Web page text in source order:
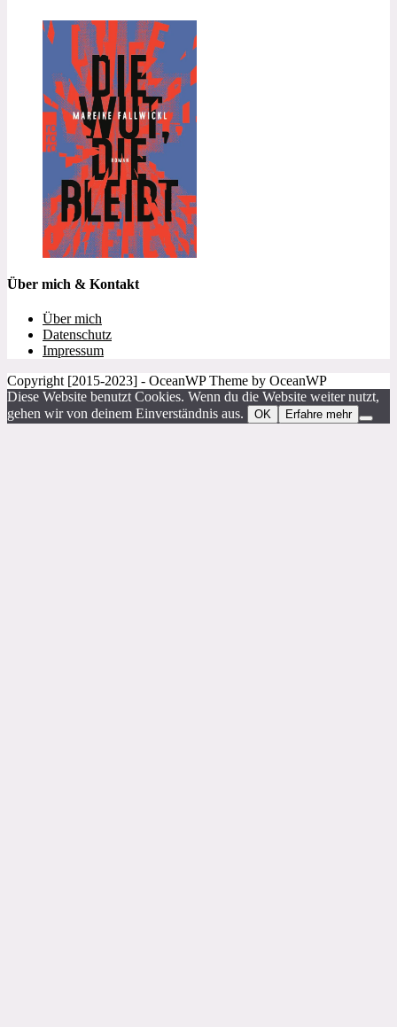
Über mich & Kontakt
Über mich
Datenschutz
Impressum
Copyright [2015-2023] - OceanWP Theme by OceanWP
Diese Website benutzt Cookies. Wenn du die Website weiter nutzt,
gehen wir von deinem Einverständnis aus.
OK Erfahre mehr